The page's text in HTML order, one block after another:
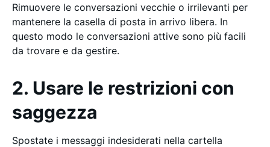
Rimuovere le conversazioni vecchie o irrilevanti per
mantenere la casella di posta in arrivo libera. In
questo modo le conversazioni attive sono più facili
da trovare e da gestire.
2. Usare le restrizioni con
saggezza
Spostate i messaggi indesiderati nella cartella